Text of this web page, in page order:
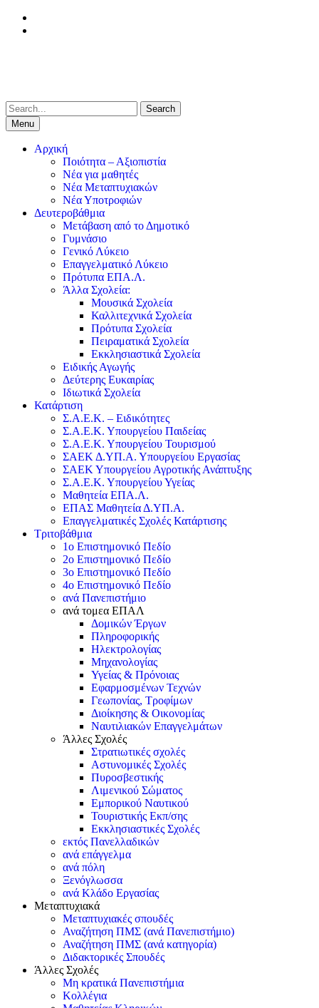
Skip
Search
for:Menu
Αρχική
Ποιότητα – Αξιοπιστία
Νέα για μαθητές
Νέα Μεταπτυχιακών
Νέα Υποτροφιών
Δευτεροβάθμια
Μετάβαση από το Δημοτικό
Γυμνάσιο
Γενικό Λύκειο
Επαγγελματικό Λύκειο
Πρότυπα ΕΠΑ.Λ.
Άλλα Σχολεία:
Μουσικά Σχολεία
Καλλιτεχνικά Σχολεία
Πρότυπα Σχολεία
Πειραματικά Σχολεία
Εκκλησιαστικά Σχολεία
Ειδικής Αγωγής
Δεύτερης Ευκαιρίας
Ιδιωτικά Σχολεία
Κατάρτιση
Σ.Α.Ε.Κ. – Ειδικότητες
Σ.Α.Ε.Κ. Υπουργείου Παιδείας
Σ.Α.Ε.Κ. Υπουργείου Τουρισμού
ΣΑΕΚ Δ.ΥΠ.Α. Υπουργείου Εργασίας
ΣΑΕΚ Υπουργείου Αγροτικής Ανάπτυξης
Σ.Α.Ε.Κ. Υπουργείου Υγείας
Μαθητεία ΕΠΑ.Λ.
ΕΠΑΣ Μαθητεία Δ.ΥΠ.Α.
Επαγγελματικές Σχολές Κατάρτισης
Τριτοβάθμια
1ο Επιστημονικό Πεδίο
2ο Επιστημονικό Πεδίο
3ο Επιστημονικό Πεδίο
4ο Επιστημονικό Πεδίο
ανά Πανεπιστήμιο
ανά τομεα ΕΠΑΛ
Δομικών Έργων
Πληροφορικής
Ηλεκτρολογίας
Μηχανολογίας
Υγείας & Πρόνοιας
Εφαρμοσμένων Τεχνών
Γεωπονίας, Τροφίμων
Διοίκησης & Οικονομίας
Ναυτιλιακών Επαγγελμάτων
Άλλες Σχολές
Στρατιωτικές σχολές
Αστυνομικές Σχολές
Πυροσβεστικής
Λιμενικού Σώματος
Εμπορικού Ναυτικού
Τουριστικής Εκπ/σης
Εκκλησιαστικές Σχολές
εκτός Πανελλαδικών
ανά επάγγελμα
ανά πόλη
Ξενόγλωσσα
ανά Κλάδο Εργασίας
Μεταπτυχιακά
Μεταπτυχιακές σπουδές
Αναζήτηση ΠΜΣ (ανά Πανεπιστήμιο)
Αναζήτηση ΠΜΣ (ανά κατηγορία)
Διδακτορικές Σπουδές
Άλλες Σχολές
Μη κρατικά Πανεπιστήμια
Κολλέγια